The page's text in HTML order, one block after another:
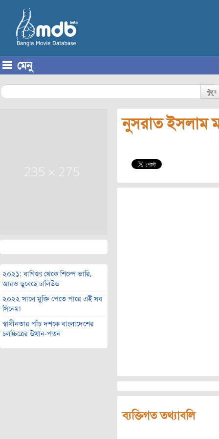
মেনু
খুঁজুন
২০২১: বাণিজ্য থেকে শিল্পে ভারি,
আরও ডুবেছে ঢালিউড
২০২২ সালে মুক্তি পেতে পারে এই সব
সিনেমা
স্বাধীনতার পাঁচ দশকে বাংলাদেশের
চলচ্চিত্রের উত্থান-পতন
নুসরাত ইসলাম
ব্যক্তিগত তথ্যাবলি